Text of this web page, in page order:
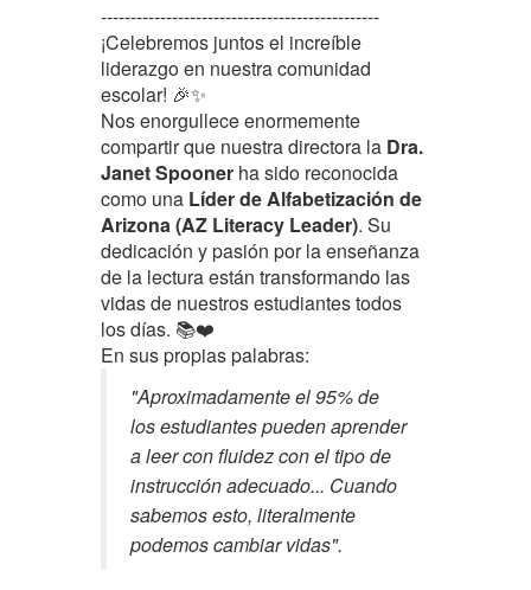
-----------------------------------------------
¡Celebremos juntos el increíble
liderazgo en nuestra comunidad
escolar! 🎉✨
Nos enorgullece enormemente
compartir que nuestra directora la Dra.
Janet Spoonerha sido reconocida
como una Líder de Alfabetización de
Arizona (AZ Literacy Leader). Su
dedicación y pasión por la enseñanza
de la lectura están transformando las
vidas de nuestros estudiantes todos
los días. 📚❤️
En sus propias palabras:
"Aproximadamente el 95% de
los estudiantes pueden aprender
a leer con fluidez con el tipo de
instrucción adecuado... Cuando
sabemos esto, literalmente
podemos cambiar vidas".